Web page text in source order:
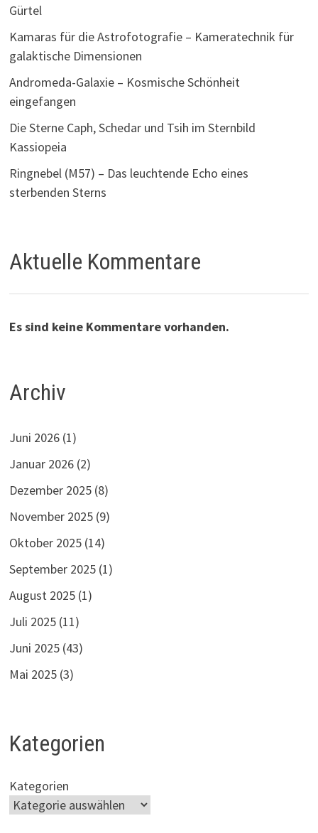
Gürtel
Kamaras für die Astrofotografie – Kameratechnik für
galaktische Dimensionen
Andromeda-Galaxie – Kosmische Schönheit
eingefangen
Die Sterne Caph, Schedar und Tsih im Sternbild
Kassiopeia
Ringnebel (M57) – Das leuchtende Echo eines
sterbenden Sterns
Aktuelle Kommentare
Es sind keine Kommentare vorhanden.
Archiv
Juni 2026 (1)
Januar 2026 (2)
Dezember 2025 (8)
November 2025 (9)
Oktober 2025 (14)
September 2025 (1)
August 2025 (1)
Juli 2025 (11)
Juni 2025 (43)
Mai 2025 (3)
Kategorien
Kategorien